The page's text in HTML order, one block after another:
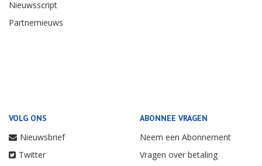
Nieuwsscript
Partnernieuws
VOLG ONS
Nieuwsbrief
Twitter
ABONNEE VRAGEN
Neem een Abonnement
Vragen over betaling